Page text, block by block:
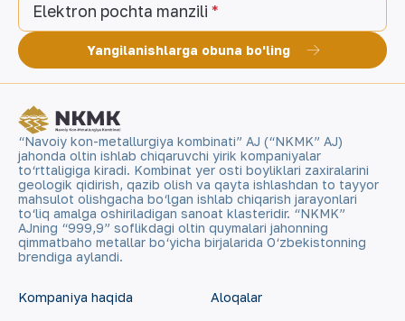
Elektron pochta manzili
Yangilanishlarga obuna bo'ling
“Navoiy kon-metallurgiya kombinati” AJ (“NKMK” AJ)
jahonda oltin ishlab chiqaruvchi yirik kompaniyalar
to‘rttaligiga kiradi. Kombinat yer osti boyliklari zaxiralarini
geologik qidirish, qazib olish va qayta ishlashdan to tayyor
mahsulot olishgacha bo‘lgan ishlab chiqarish jarayonlari
to‘liq amalga oshiriladigan sanoat klasteridir. “NKMK”
AJning “999,9” soflikdagi oltin quymalari jahonning
qimmatbaho metallar bo‘yicha birjalarida O‘zbekistonning
brendiga aylandi.
Kompaniya haqida Aloqalar